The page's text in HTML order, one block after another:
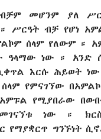
መሆንም ያለ
ሥርዓት ብቻ የሆነ
ሰላም የለውም ።
ዓላማው ነው ። አንድ
እርሱ ሕይወት
የምናገኘው
የሚያበራው
ነው ።
የማያቋርጥ ግንኙነት